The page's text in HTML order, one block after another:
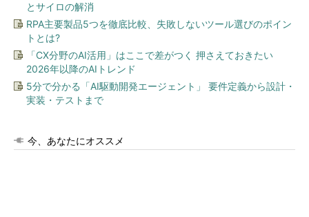
とサイロの解消
RPA主要製品5つを徹底比較、失敗しないツール選びのポイン
トとは?
「CX分野のAI活用」はここで差がつく 押さえておきたい
2026年以降のAIトレンド
5分で分かる「AI駆動開発エージェント」 要件定義から設計・
実装・テストまで
今、あなたにオススメ